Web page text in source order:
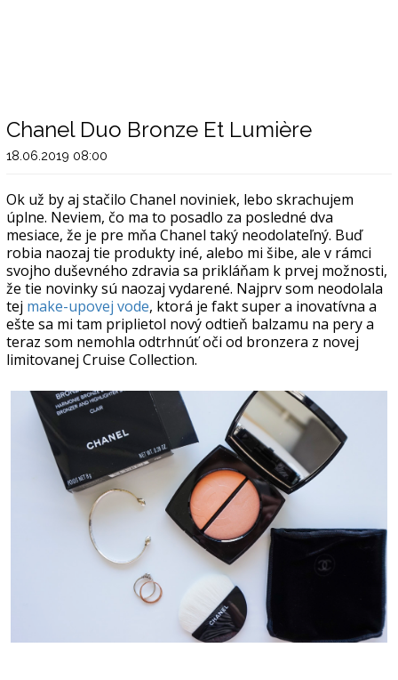
Chanel Duo Bronze Et Lumière
18.06.2019 08:00
Ok už by aj stačilo Chanel noviniek, lebo skrachujem
úplne. Neviem, čo ma to posadlo za posledné dva
mesiace, že je pre mňa Chanel taký neodolateľný. Buď
robia naozaj tie produkty iné, alebo mi šibe, ale v rámci
svojho duševného zdravia sa prikláňam k prvej možnosti,
že tie novinky sú naozaj vydarené. Najprv som neodolala
tej make-upovej vode, ktorá je fakt super a inovatívna a
ešte sa mi tam priplietol nový odtieň balzamu na pery a
teraz som nemohla odtrhnúť oči od bronzera z novej
limitovanej Cruise Collection.